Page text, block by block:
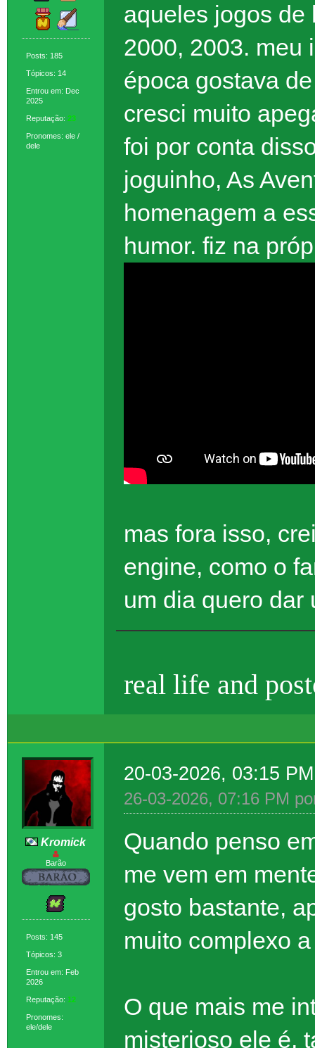
Posts: 185
Tópicos: 14
Entrou em: Dec
2025
Reputação: 23
Pronomes: ele /
dele
aqueles jogos de
2000, 2003. meu
época gostava
cresci muito
foi por conta
joguinho, As
homenagem a
humor. fiz na
mas fora isso,
engine, como o
um dia quero dar
real life and
Kromick
Barão
Posts: 145
Tópicos: 3
Entrou em: Feb
2026
Reputação: 12
Pronomes:
ele/dele
20-03-2026, 03:15
26-03-2026, 07:16 PM
Quando penso
me vem em
gosto bastante,
muito complexo
O que mais me
misterioso ele é,